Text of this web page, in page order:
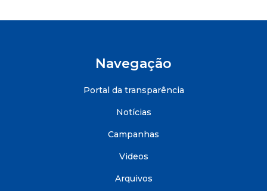
Navegação
Portal da transparência
Notícias
Campanhas
Videos
Arquivos